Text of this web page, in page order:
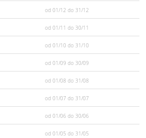
od 01/12 do 31/12
od 01/11 do 30/11
od 01/10 do 31/10
od 01/09 do 30/09
od 01/08 do 31/08
od 01/07 do 31/07
od 01/06 do 30/06
od 01/05 do 31/05